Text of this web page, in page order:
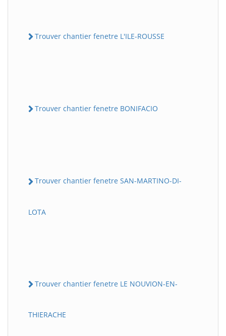
Trouver chantier fenetre L'ILE-ROUSSE
Trouver chantier fenetre BONIFACIO
Trouver chantier fenetre SAN-MARTINO-DI-
LOTA
Trouver chantier fenetre LE NOUVION-EN-
THIERACHE